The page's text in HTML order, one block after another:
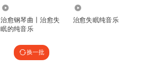
治愈钢琴曲丨治愈失
眠的纯音乐
治愈失眠纯音乐
换一批